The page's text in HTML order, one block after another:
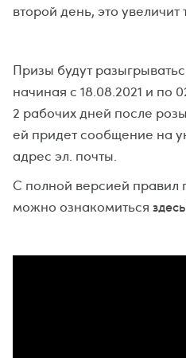
второй день, это
Призы будут
начиная с 18.08.2021 и по
2 рабочих дней после
ей придет сообщение на
адрес эл. почты.
С полной версией правил
можно ознакомиться здесь